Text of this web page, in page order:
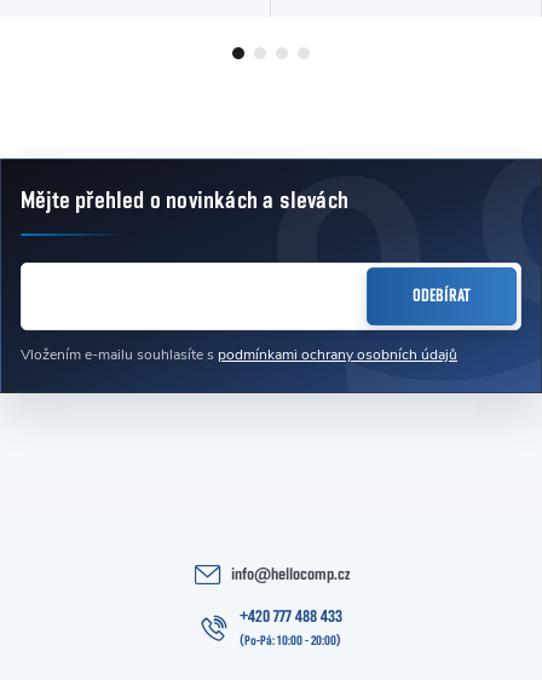
Zápatí
Mějte přehled o novinkácha slevách
Vložením e-mailu souhlasíte s podmínkami ochrany osobních údajů
ODEBÍRAT
info@hellocomp.cz
+420 777 488 433